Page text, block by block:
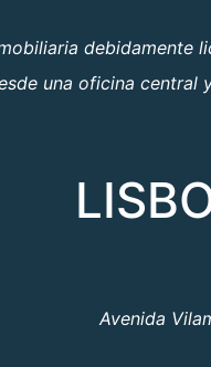
debidamente
una oficina
Avenida